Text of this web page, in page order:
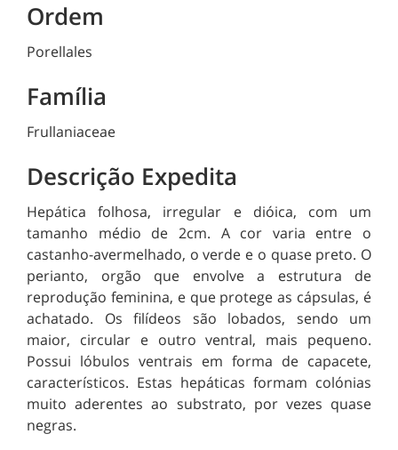
Ordem
Porellales
Família
Frullaniaceae
Descrição Expedita
Hepática folhosa, irregular e dióica, com um
tamanho médio de 2cm. A cor varia entre o
castanho-avermelhado, o verde e o quase preto. O
perianto, orgão que envolve a estrutura de
reprodução feminina, e que protege as cápsulas, é
achatado. Os filídeos são lobados, sendo um
maior, circular e outro ventral, mais pequeno.
Possui lóbulos ventrais em forma de capacete,
característicos. Estas hepáticas formam colónias
muito aderentes ao substrato, por vezes quase
negras.